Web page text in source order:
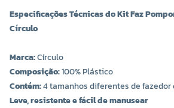
Especificações Técnicas do Kit Faz
Círculo
Marca:Círculo
Composição:100% Plástico
Contém:4 tamanhos diferentes de fazedor
Leve, resistente e fácil de manusear